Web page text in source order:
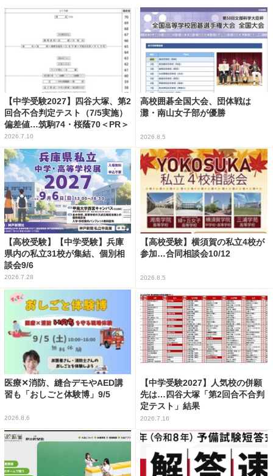
【中学受験2027】四谷大塚、第2
回合不合判定テスト（7/5実施）
偏差値…筑駒74・桜蔭70＜PR＞
2026.7.10
高校囲碁全国大会、団体戦は
灘・南山女子部が優勝
2026.8.5
【高校受験】【中学受験】兵庫
県内の私立31校が集結、個別相
談会9/6
2026.7.28
【高校受験】横須賀の私立4校が
参加…合同相談会10/12
2026.8.5
医療✕消防、縫合デモやAED講
習も「おしごと体験博」9/5
2026.8.6
【中学受験2027】人気校の併願
先は…四谷大塚「第2回合不合判
定テスト」結果
2026.7.16